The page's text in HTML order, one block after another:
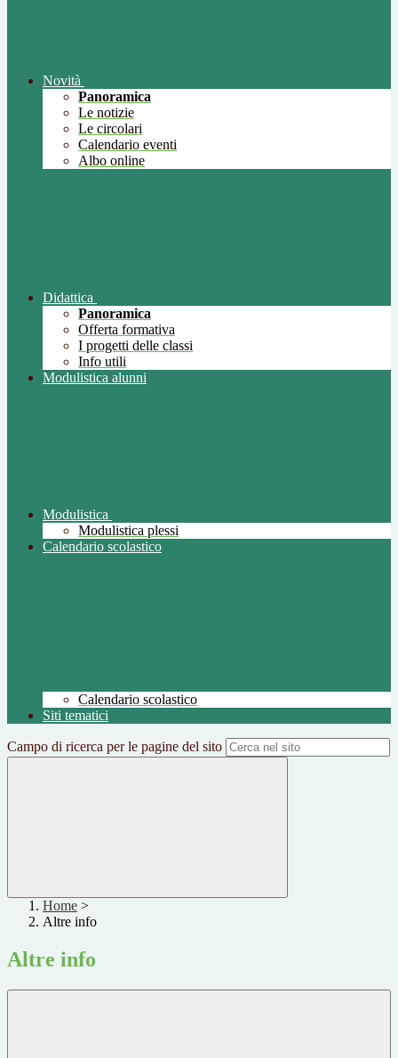
Novità
Panoramica
Le notizie
Le circolari
Calendario eventi
Albo online
Didattica
Panoramica
Offerta formativa
I progetti delle classi
Info utili
Modulistica alunni
Modulistica
Modulistica plessi
Calendario scolastico
Calendario scolastico
Siti tematici
Campo di ricerca per le pagine del sito
Home >
Altre info
Altre info